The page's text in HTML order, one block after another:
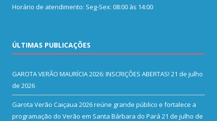
Horário de atendimento: Seg-Sex: 08:00 às 14:00
ÚLTIMAS PUBLICAÇÕES
GAROTA VERÃO MAURÍCIA 2026: INSCRIÇÕES ABERTAS! 21 de julho
de 2026
Garota Verão Caiçaua 2026 reúne grande público e fortalece a
programação do Verão em Santa Bárbara do Pará 21 de julho de